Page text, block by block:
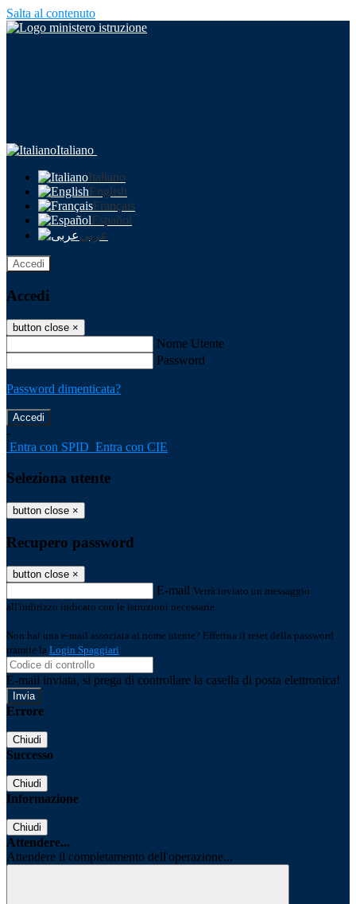
Salta al contenuto
Italiano
Italiano
English
Français
Español
عربى
Accedi
Accedi
button close ×
Nome Utente
Password
Password dimenticata?
-
Entra con SPID Entra con CIE
Seleziona utente
button close ×
Recupero password
button close ×
E-mail Verrà inviato un messaggio
all'indirizzo indicato con le istruzioni necessarie.
Non hai una e-mail associata al nome utente? Effettua il reset della password
tramite la Login Spaggiari
E-mail inviata, si prega di controllare la casella di posta elettronica!
Errore
Chiudi
Successo
Chiudi
Informazione
Chiudi
Attendere...
Attendere il completamento dell'operazione...